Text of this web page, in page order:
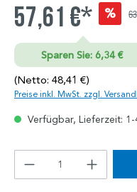
57,61 €* %
Sparen Sie: 6,34 €
(Netto: 48,41 €)
Preise inkl. MwSt. zzgl.
Verfügbar, Lieferzeit: 1-